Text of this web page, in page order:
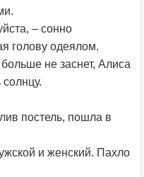
– сонно
голову одеялом.
не заснет, Алиса
постель, пошла в
и женский. Пахло